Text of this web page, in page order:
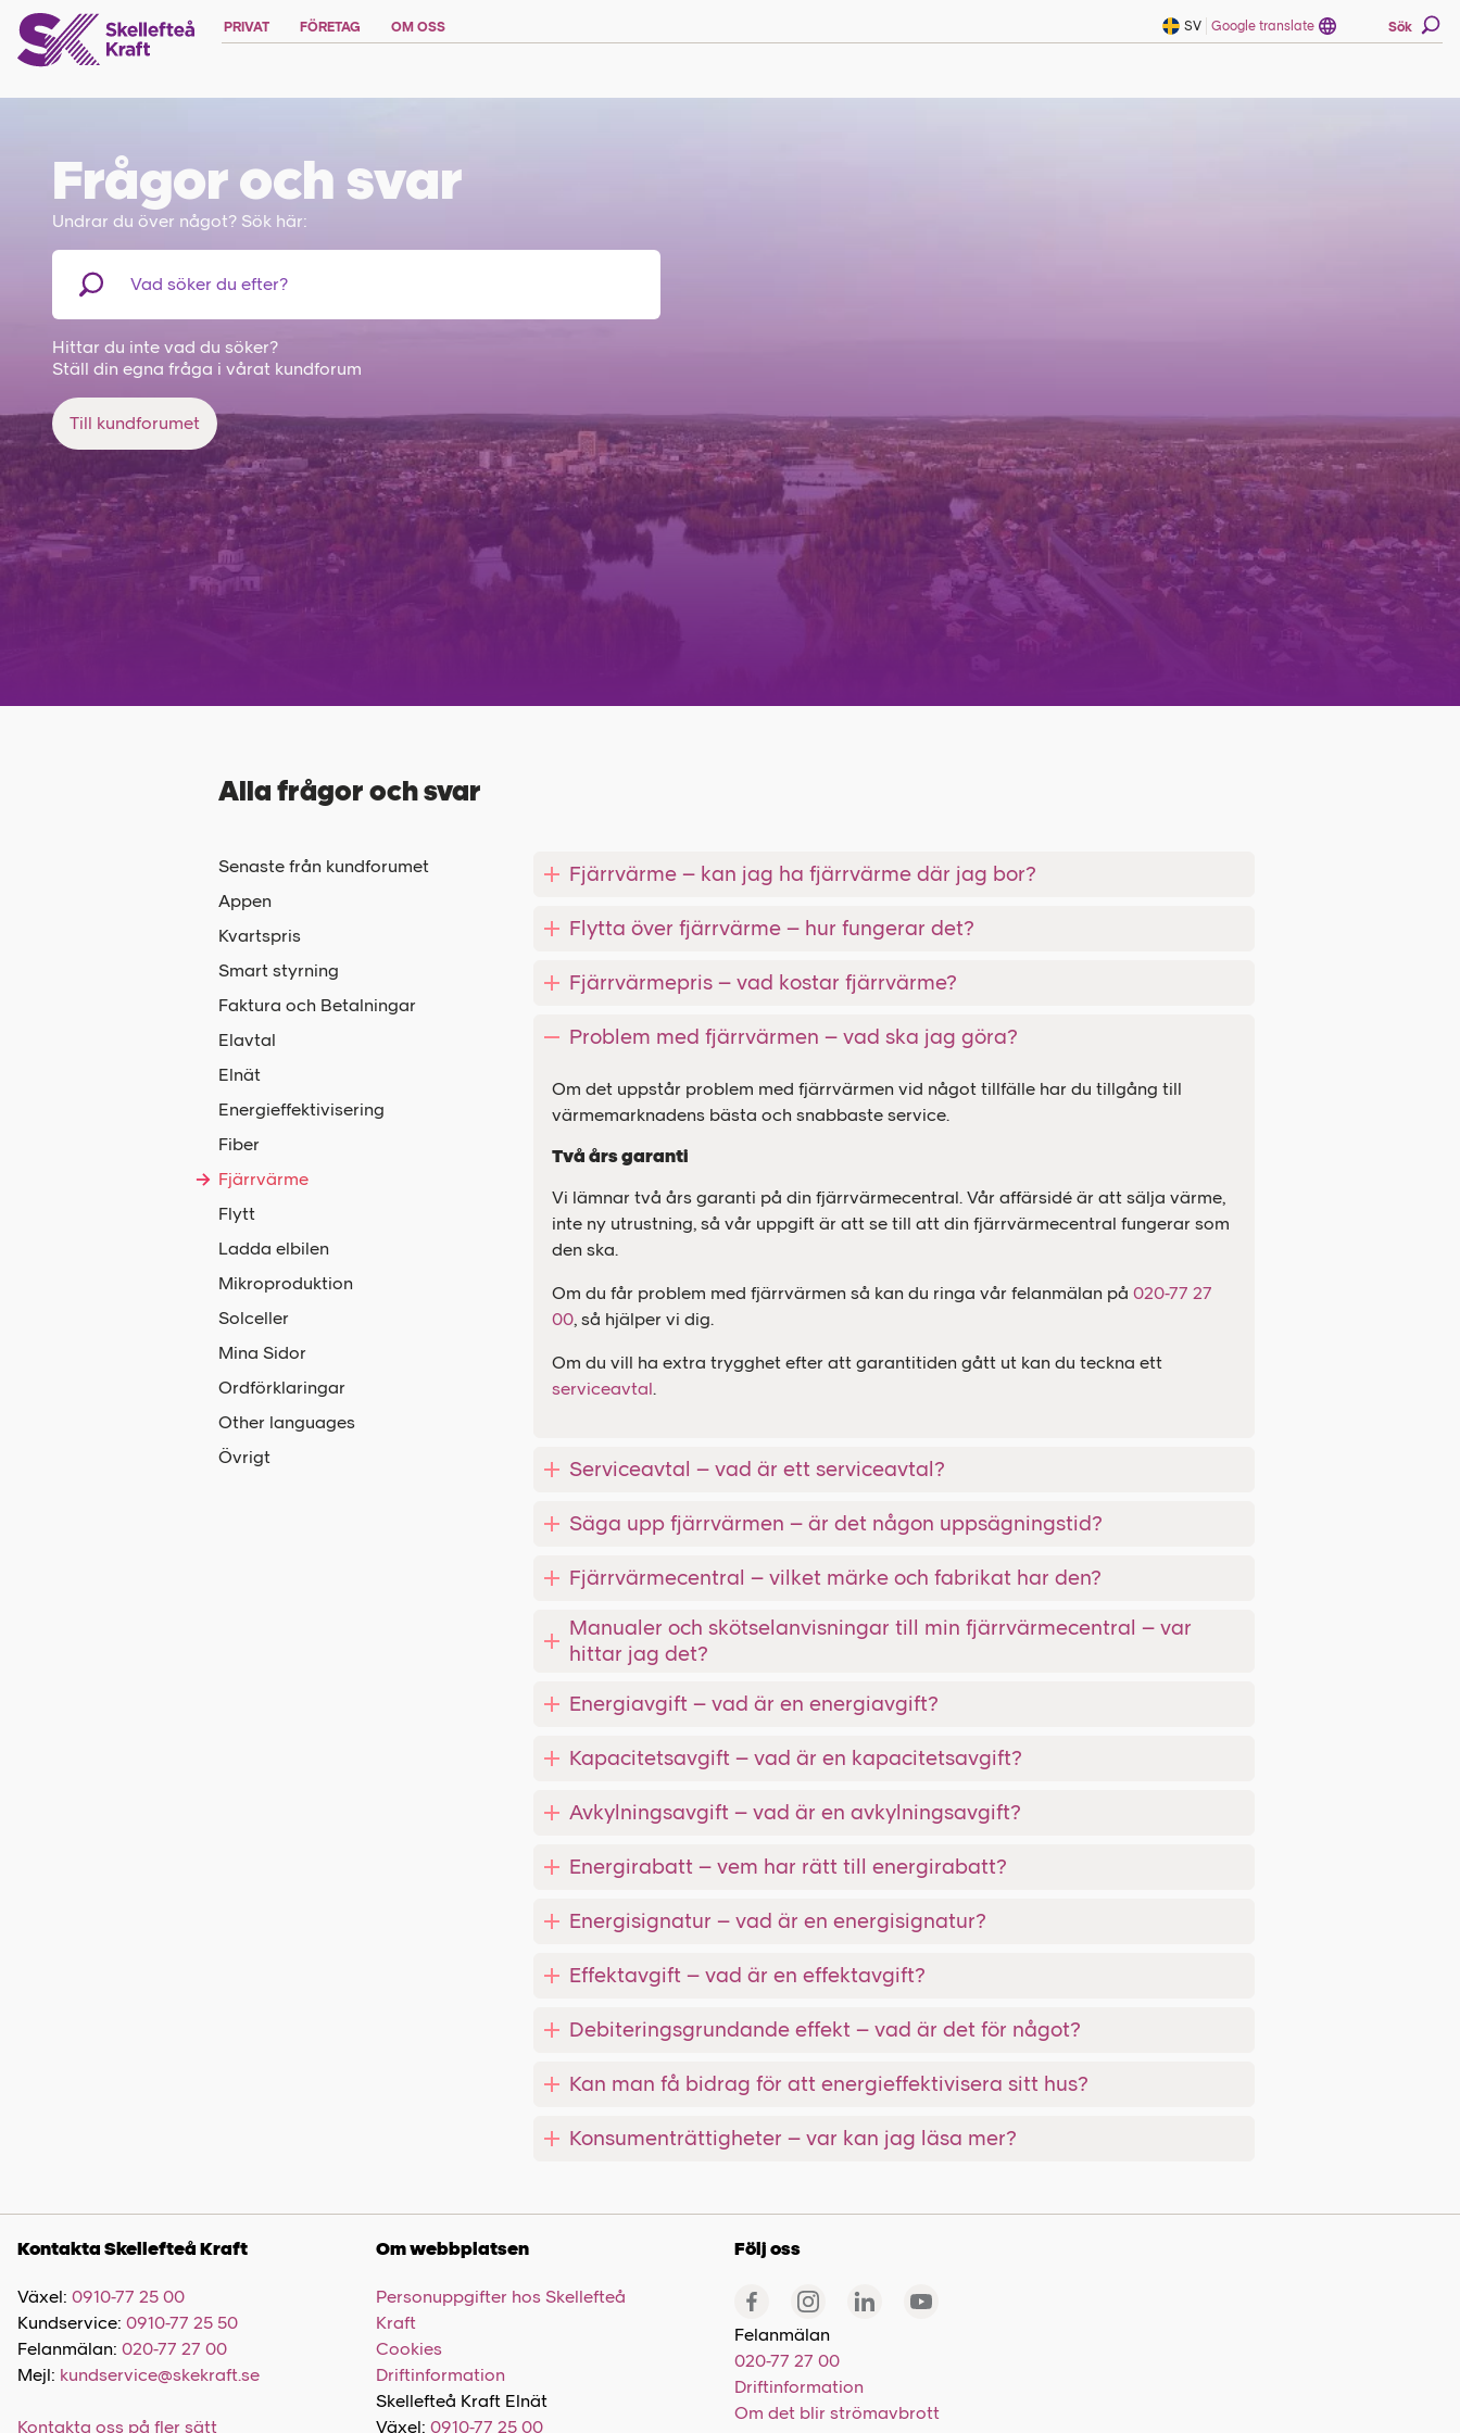
PRIVAT FÖRETAG OM OSS SV Google translate Sök
Frågor och svar
Undrar du över något? Sök här:
Hittar du inte vad du söker?
Ställ din egna fråga i vårat kundforum
Till kundforumet
Alla frågor och svar
Senaste från kundforumet
Appen
Kvartspris
Smart styrning
Faktura och Betalningar
Elavtal
Elnät
Energieffektivisering
Fiber
Fjärrvärme
Flytt
Ladda elbilen
Mikroproduktion
Solceller
Mina Sidor
Ordförklaringar
Other languages
Övrigt
Fjärrvärme – kan jag ha fjärrvärme där jag bor?
Flytta över fjärrvärme – hur fungerar det?
Fjärrvärmepris – vad kostar fjärrvärme?
Problem med fjärrvärmen – vad ska jag göra?
Om det uppstår problem med fjärrvärmen vid något tillfälle har du tillgång till
värmemarknadens bästa och snabbaste service.
Två års garanti
Vi lämnar två års garanti på din fjärrvärmecentral. Vår affärsidé är att sälja värme,
inte ny utrustning, så vår uppgift är att se till att din fjärrvärmecentral fungerar som
den ska.
Om du får problem med fjärrvärmen så kan du ringa vår felanmälan på 020-77 27
00, så hjälper vi dig.
Om du vill ha extra trygghet efter att garantitiden gått ut kan du teckna ett
serviceavtal.
Serviceavtal – vad är ett serviceavtal?
Säga upp fjärrvärmen – är det någon uppsägningstid?
Fjärrvärmecentral – vilket märke och fabrikat har den?
Manualer och skötselanvisningar till min fjärrvärmecentral – var
hittar jag det?
Energiavgift – vad är en energiavgift?
Kapacitetsavgift – vad är en kapacitetsavgift?
Avkylningsavgift – vad är en avkylningsavgift?
Energirabatt – vem har rätt till energirabatt?
Energisignatur – vad är en energisignatur?
Effektavgift – vad är en effektavgift?
Debiteringsgrundande effekt – vad är det för något?
Kan man få bidrag för att energieffektivisera sitt hus?
Konsumenträttigheter – var kan jag läsa mer?
Kontakta Skellefteå Kraft
Växel: 0910-77 25 00
Kundservice: 0910-77 25 50
Felanmälan: 020-77 27 00
Mejl: kundservice@skekraft.se
Kontakta oss på fler sätt
Om webbplatsen
Personuppgifter hos Skellefteå
Kraft
Cookies
Driftinformation
Skellefteå Kraft Elnät
Växel: 0910-77 25 00
Följ oss
Felanmälan
020-77 27 00
Driftinformation
Om det blir strömavbrott